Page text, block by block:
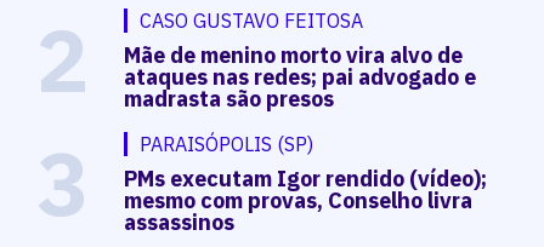
2 CASO GUSTAVO FEITOSA
Mãe de menino morto vira alvo de
ataques nas redes; pai advogado e
madrasta são presos
3 PARAISÓPOLIS (SP)
PMs executam Igor rendido (vídeo);
mesmo com provas, Conselho livra
assassinos